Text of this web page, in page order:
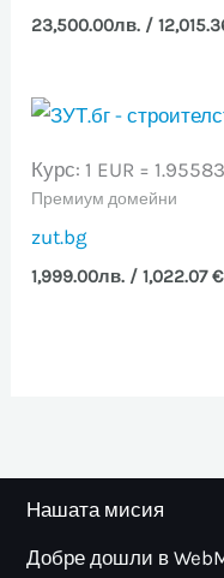
23,500.00лв. /
Курс: 1 EUR =
Премиум домейни
zut.bg
1,999.00лв. / 1,022.07 €
Нашата мисия
Добре дошли в